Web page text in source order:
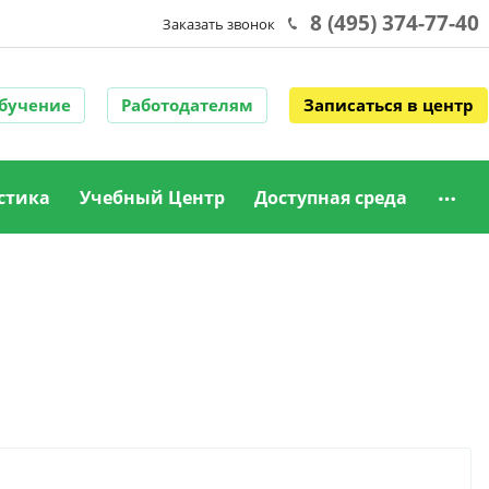
Заказать звонок 8 (495) 374-77-40
Записаться в центр
Работодателям
Учебный Центр Доступная среда